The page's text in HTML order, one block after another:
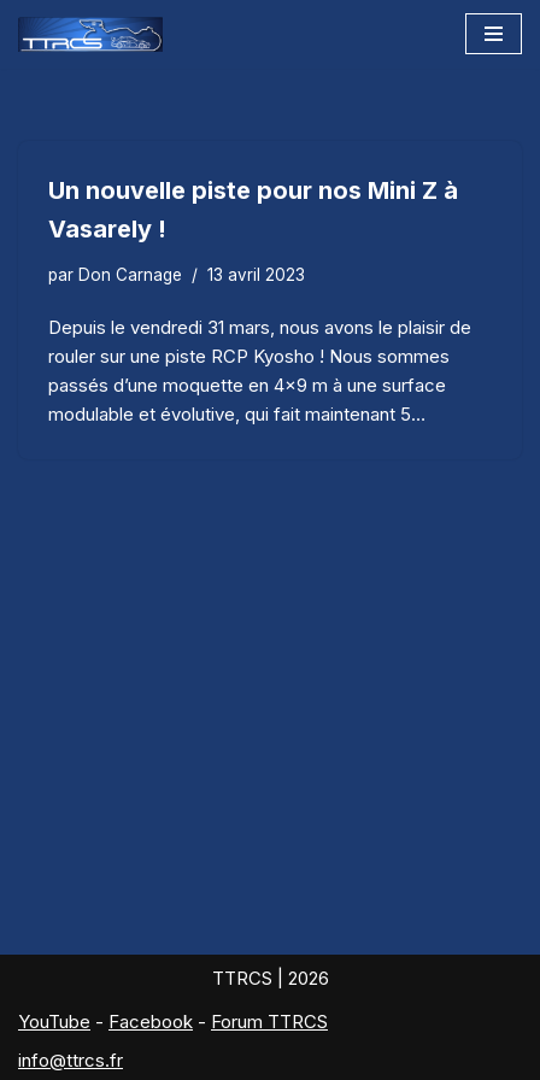
Un nouvelle piste pour nos Mini Z à
Vasarely !
par Don Carnage 13 avril 2023
Depuis le vendredi 31 mars, nous avons le plaisir de
rouler sur une piste RCP Kyosho ! Nous sommes
passés d’une moquette en 4×9 m à une surface
modulable et évolutive, qui fait maintenant 5…
TTRCS | 2026
YouTube - Facebook - Forum TTRCS
info@ttrcs.fr